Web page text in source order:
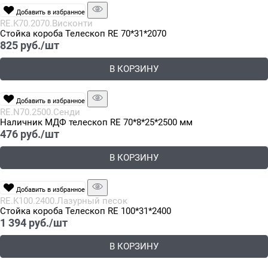
Добавить в избранное
RE.K70.2070.Висконти
Стойка короба Телескоп RE 70*31*2070
825 руб./шт
В КОРЗИНУ
Добавить в избранное
RE.N70.2500.Сенди
Наличник МДФ телескоп RE 70*8*25*2500 мм
476 руб./шт
В КОРЗИНУ
Добавить в избранное
RE.K100.2400.Лазурный песок
Стойка короба Телескоп RE 100*31*2400
1 394 руб./шт
В КОРЗИНУ